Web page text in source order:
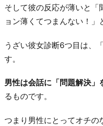
そして彼の反応が薄いと「
ョン薄くてつまんない！」
うざい彼女診断6つ目は、
す。
男性は会話に「問題解決」
るものです。
つまり男性にとってオチの